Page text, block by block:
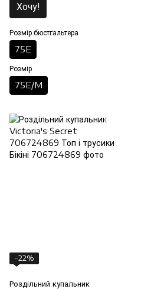
Хочу!
Розмір бюстгальтера
75E
Розмір
75E/M
−22%
Роздільний купальник